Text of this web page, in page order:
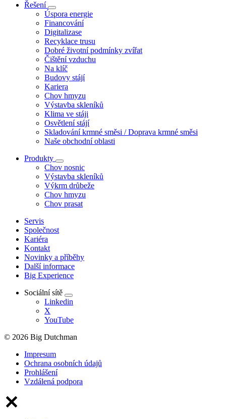
Řešení
Úspora energie
Financování
Digitalizase
Recyklace trusu
Dobré životní podmínky zvířat
Čištění vzduchu
Na klíč
Budovy stájí
Kariera
Chov hmyzu
Výstavba skleníků
Klima ve stáji
Osvětlení stájí
Skladování krmné směsi / Doprava krmné směsi
Naše obchodní oblasti
Produkty
Chov nosnic
Výstavba skleníků
Výkrm drůbeže
Chov hmyzu
Chov prasat
Servis
Společnost
Kariéra
Kontakt
Novinky a příběhy
Další informace
Big Experience
Sociální sítě
Linkedin
X
YouTube
© 2026 Big Dutchman
Impresum
Ochrana osobních údajů
Prohlášení
Vzdálená podpora